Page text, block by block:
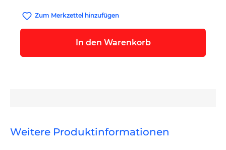
Zum Merkzettel hinzufügen
In den Warenkorb
Weitere Produktinformationen